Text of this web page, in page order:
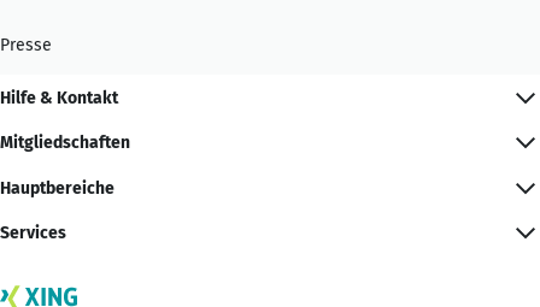
Presse
Hilfe & Kontakt
Mitgliedschaften
Hauptbereiche
Services